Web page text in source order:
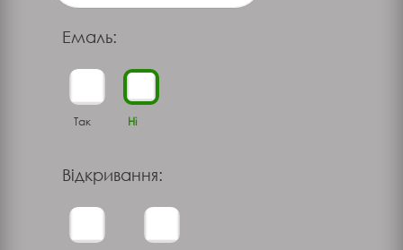
Емаль:
Так Ні
Відкривання: